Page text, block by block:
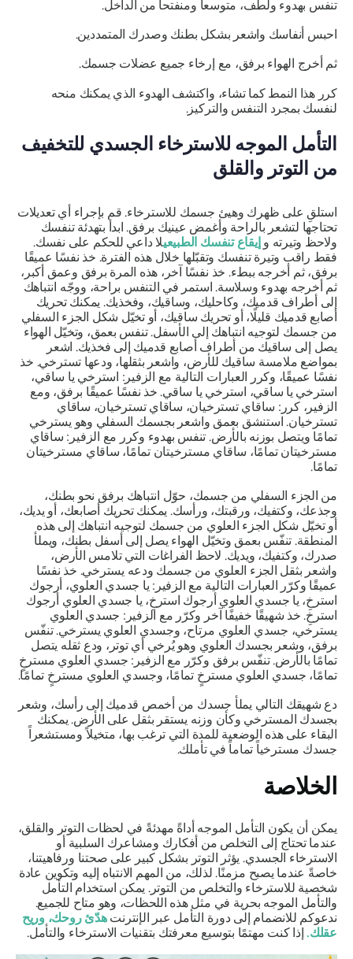
تنفس بهدوء ولطف، متوسعاً ومنفتحاً من الداخل.
احبس أنفاسك واشعر بشكل بطنك وصدرك المتمددين.
ثم أخرج الهواء برفق، مع إرخاء جميع عضلات جسمك.
كرر هذا النمط كما تشاء، واكتشف الهدوء الذي يمكنك منحه
لنفسك بمجرد التنفس والتركيز.
التأمل الموجه للاسترخاء الجسدي للتخفيف
من التوتر والقلق
استلقِ على ظهرك وهيئ جسمك للاسترخاء. قم بإجراء أي تعديلات
تحتاجها لتشعر بالراحة وأغمض عينيك برفق. ابدأ بتهدئة تنفسك
ولاحظ وتيرته وإيقاع تنفسك الطبيعيلا داعي للحكم على نفسك.
فقط راقب وتيرة تنفسك وتقبّلها خلال هذه الفترة. خذ نفسًا عميقًا
برفق، ثم أخرجه ببطء. خذ نفسًا آخر، هذه المرة برفق وعمق أكبر،
ثم أخرجه بهدوء وسلاسة. استمر في التنفس براحة، ووجّه انتباهك
إلى أطراف قدميك، وكاحليك، وساقيك، وفخذيك. يمكنك تحريك
أصابع قدميك قليلًا، أو تحريك ساقيك، أو تخيّل شكل الجزء السفلي
من جسمك لتوجيه انتباهك إلى الأسفل. تنفس بعمق، وتخيّل الهواء
يصل إلى ساقيك من أطراف أصابع قدميك إلى فخذيك. اشعر
بمواضع ملامسة ساقيك للأرض، واشعر بثقلها، ودعها تسترخي. خذ
نفسًا عميقًا، وكرر العبارات التالية مع الزفير: استرخي يا ساقي،
استرخي يا ساقي، استرخي يا ساقي. خذ نفسًا عميقًا برفق، ومع
الزفير، كرر: ساقاي تسترخيان، ساقاي تسترخيان، ساقاي
تسترخيان. استنشق بعمق واشعر بجسمك السفلي وهو يسترخي
تمامًا ويتصل بوزنه بالأرض. تنفس بهدوء وكرر مع الزفير: ساقاي
مسترخيتان تمامًا، ساقاي مسترخيتان تمامًا، ساقاي مسترخيتان
تمامًا.
من الجزء السفلي من جسمك، حوّل انتباهك برفق نحو بطنك،
وجذعك، وكتفيك، ورقبتك، ورأسك. يمكنك تحريك أصابعك، أو يديك،
أو تخيّل شكل الجزء العلوي من جسمك لتوجيه انتباهك إلى هذه
المنطقة. تنفّس بعمق وتخيّل الهواء يصل إلى أسفل بطنك، ويملأ
صدرك، وكتفيك، ويديك. لاحظ الفراغات التي تلامس الأرض،
واشعر بثقل الجزء العلوي من جسمك ودعه يسترخي. خذ نفسًا
عميقًا وكرّر العبارات التالية مع الزفير: يا جسدي العلوي، أرجوك
استرخِ، يا جسدي العلوي أرجوك استرخِ، يا جسدي العلوي أرجوك
استرخِ. خذ شهيقًا خفيفًا آخر وكرّر مع الزفير: جسدي العلوي
يسترخي، جسدي العلوي مرتاح، وجسدي العلوي يسترخي. تنفّس
برفق، وشعر بجسدك العلوي وهو يُرخي أي توتر، ودع ثقله يتصل
تمامًا بالأرض. تنفّس برفق وكرّر مع الزفير: جسدي العلوي مسترخٍ
تمامًا، جسدي العلوي مسترخٍ تمامًا، وجسدي العلوي مسترخٍ تمامًا.
دع شهيقك التالي يملأ جسدك من أخمص قدميك إلى رأسك، وشعر
بجسدك المسترخي وكأن وزنه يستقر بثقل على الأرض. يمكنك
البقاء على هذه الوضعية للمدة التي ترغب بها، متخيلاً ومستشعراً
جسدك مسترخياً تماماً في تأملك.
الخلاصة
يمكن أن يكون التأمل الموجه أداةً مهدئةً في لحظات التوتر والقلق،
عندما تحتاج إلى التخلص من أفكارك ومشاعرك السلبية أو
الاسترخاء الجسدي. يؤثر التوتر بشكل كبير على صحتنا ورفاهيتنا،
خاصةً عندما يصبح مزمنًا. لذلك، من المهم الانتباه إليه وتكوين عادة
شخصية للاسترخاء والتخلص من التوتر. يمكن استخدام التأمل
والتأمل الموجه بحرية في مثل هذه اللحظات، وهو متاح للجميع.
ندعوكم للانضمام إلى دورة التأمل عبر الإنترنتهدّئ روحك، وريح
عقلك.إذا كنت مهتمًا بتوسيع معرفتك بتقنيات الاسترخاء والتأمل.